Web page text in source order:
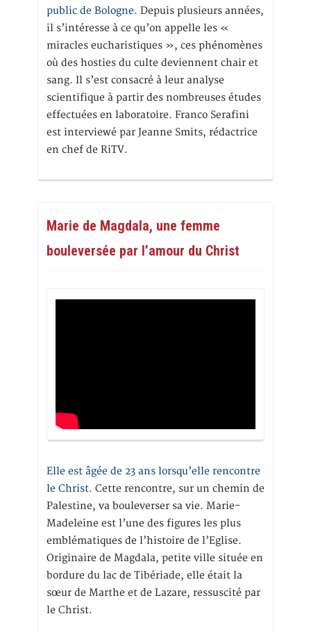
public de Bologne. Depuis plusieurs années,
il s’intéresse à ce qu’on appelle les «
miracles eucharistiques », ces phénomènes
où des hosties du culte deviennent chair et
sang. Il s’est consacré à leur analyse
scientifique à partir des nombreuses études
effectuées en laboratoire. Franco Serafini
est interviewé par Jeanne Smits, rédactrice
en chef de RiTV.
Marie de Magdala, une femme
bouleversée par l’amour du Christ
Elle est âgée de 23 ans lorsqu’elle rencontre
le Christ. Cette rencontre, sur un chemin de
Palestine, va bouleverser sa vie. Marie-
Madeleine est l’une des figures les plus
emblématiques de l’histoire de l’Eglise.
Originaire de Magdala, petite ville située en
bordure du lac de Tibériade, elle était la
sœur de Marthe et de Lazare, ressuscité par
le Christ.